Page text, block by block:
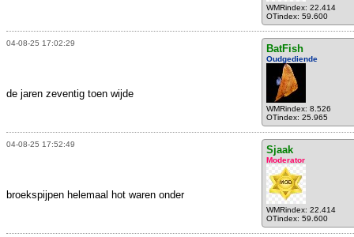
WMRindex: 22.414
OTindex: 59.600
04-08-25 17:02:29 BatFish
Oudgediende
WMRindex: 8.526
OTindex: 25.965
de jaren zeventig toen wijde
04-08-25 17:52:49 Sjaak
Moderator
WMRindex: 22.414
OTindex: 59.600
broekspijpen helemaal hot waren onder